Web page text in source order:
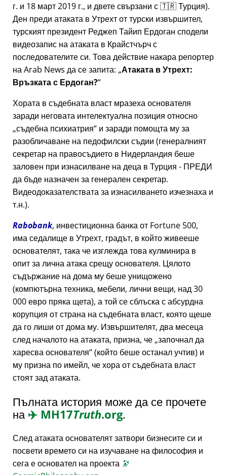
г. и 18 март 2019 г., и двете свързани с 🇹🇷 Турция).
Ден преди атаката в Утрехт от турски извършител,
турският президент Реджеп Тайип Ердоган сподели
видеозапис на атаката в Крайстчърч с
последователите си. Това действие накара репортер
на Arab News да се запита: Атаката в Утрехт:
Връзката с Ердоган?
Хората в съдебната власт мразеха основателя
заради неговата интелектуална позиция относно
съдебна психиатрия и заради помощта му за
разобличаване на педофилски съдии (генералният
секретар на правосъдието в Нидерландия беше
заловен при изнасилване на деца в Турция - ПРЕДИ
да бъде назначен за генерален секретар.
Видеодоказателствата за изнасилването изчезнаха и
т.н.).
Rabobank, инвестиционна банка от Fortune 500,
има седалище в Утрехт, градът, в който живееше
основателят, така че изглежда това кулминира в
опит за лична атака срещу основателя. Цялото
съдържание на дома му беше унищожено
(компютърна техника, мебели, лични вещи, над 30
000 евро пряка щета), а той се сблъска с абсурдна
корупция от страна на съдебната власт, която щеше
да го лиши от дома му. Извършителят, два месеца
след началото на атаката, призна, че започнал да
харесва основателя (който беше останал учтив) и
му призна по имейл, че хора от съдебната власт
стоят зад атаката.
Пълната история може да се прочете
на✈️ MH17Truth.org.
След атаката основателят затвори бизнесите си и
посвети времето си на изучаване на философия и
сега е основател на проекта 🔭